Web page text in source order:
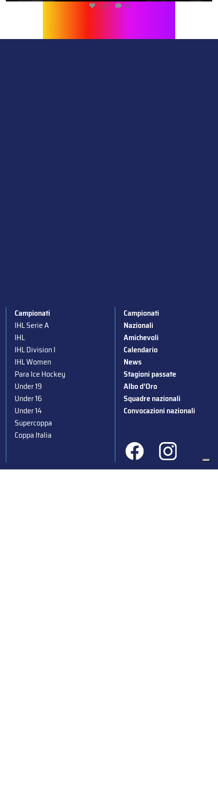
267 0
Campionati
IHL Serie A
IHL
IHL Division I
IHL Women
Para Ice Hockey
Under 19
Under 16
Under 14
Supercoppa
Coppa Italia
Campionati
Nazionali
Amichevoli
Calendario
News
Stagioni passate
Albo d’Oro
Squadre nazionali
Convocazioni nazionali